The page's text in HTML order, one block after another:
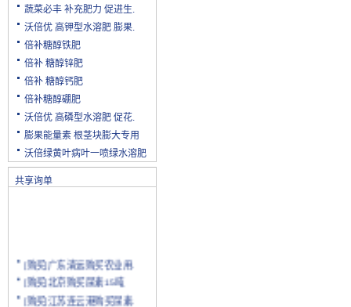
蔬菜必丰 补充肥力 促进生.
沃倍优 高钾型水溶肥 膨果.
倍补糖醇铁肥
倍补 糖醇锌肥
倍补 糖醇钙肥
倍补糖醇硼肥
沃倍优 高磷型水溶肥 促花.
膨果能量素 根茎块膨大专用
沃倍绿黄叶病叶一喷绿水溶肥
共享询单
[购买]广东清远购买农业用.
[购买]北京购买尿素15吨
[购买]江苏连云港购买尿素.